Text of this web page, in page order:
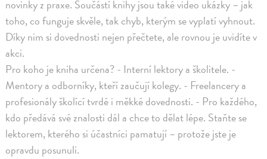
novinky z praxe. Součástí knihy jsou také video ukázky – jak
toho, co funguje skvěle, tak chyb, kterým se vyplatí vyhnout.
Díky nim si dovednosti nejen přečtete, ale rovnou je uvidíte v
akci.
Pro koho je kniha určena? - Interní lektory a školitele. -
Mentory a odborníky, kteří zaučují kolegy. - Freelancery a
profesionály školící tvrdé i měkké dovednosti. - Pro každého,
kdo předává své znalosti dál a chce to dělat lépe. Staňte se
lektorem, kterého si účastníci pamatují – protože jste je
opravdu posunuli.